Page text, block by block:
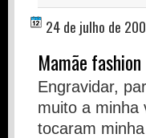
24 de julho de
Mamãe fashion
Engravidar,
muito a minha
tocaram